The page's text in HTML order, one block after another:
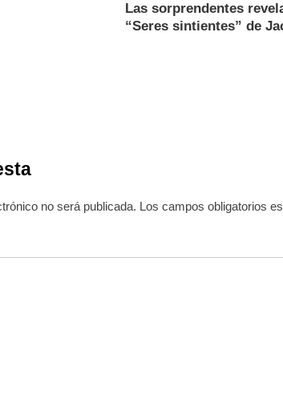
Las sorprendentes
“Seres sintientes” de
no será publicada. Los campos obligatorios